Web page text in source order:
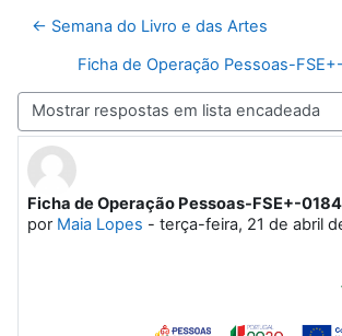
← Semana do Livro e das Artes
Ficha de Operação Pessoas-
Modo de visualização
Ficha de Operação Pessoas-FSE+-
por Maia Lopes - terça-feira, 21 de abril
Número de respostas: 0